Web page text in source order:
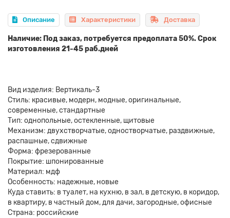
Описание Характеристики Доставка
Наличие: Под заказ, потребуется предоплата 50%. Срок
изготовления 21-45 раб.дней
Вид изделия: Вертикаль-3
Стиль: красивые, модерн, модные, оригинальные,
современные, стандартные
Тип: однопольные, остекленные, щитовые
Механизм: двухстворчатые, одностворчатые, раздвижные,
распашные, сдвижные
Форма: фрезерованные
Покрытие: шпонированные
Материал: мдф
Особенность: надежные, новые
Куда ставить: в туалет, на кухню, в зал, в детскую, в коридор,
в квартиру, в частный дом, для дачи, загородные, офисные
Страна: российские